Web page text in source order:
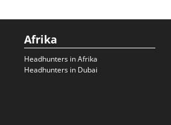
Afrika
Headhunters in Afrika
Headhunters in Dubai